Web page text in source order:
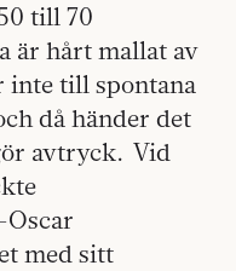
till 70
är hårt mallat av
inte till spontana
då händer det
avtryck. Vid
med sitt